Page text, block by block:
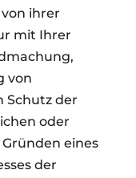
ihrer
mit Ihrer
von
Schutz der
oder
eines
der